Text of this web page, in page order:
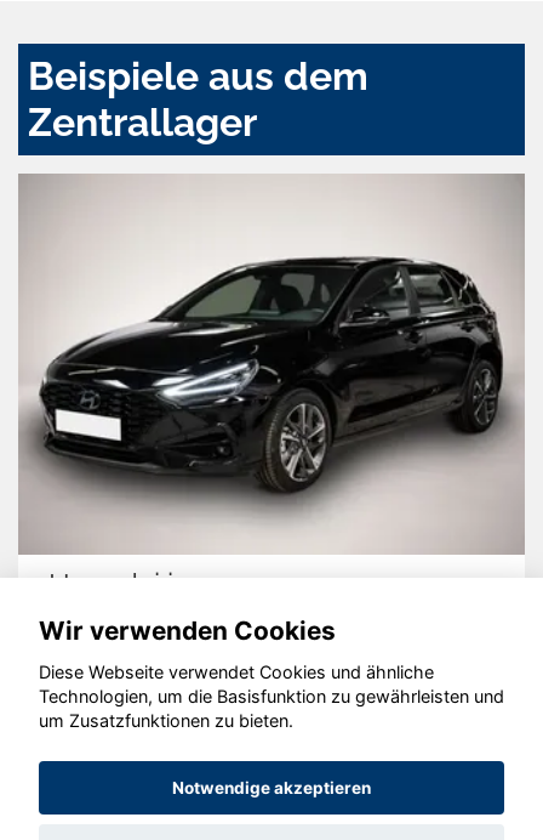
Beispiele aus dem
Zentrallager
Hyundai i30
© konjunkturmotor.de GmbH 2020 - 2026
Wir verwenden Cookies
Diese Webseite verwendet Cookies und ähnliche
Technologien, um die Basisfunktion zu gewährleisten und
um Zusatzfunktionen zu bieten.
Notwendige akzeptieren